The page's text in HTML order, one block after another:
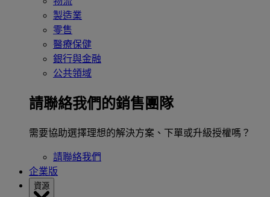
製造業
零售
醫療保健
銀行與金融
公共領域
請聯絡我們的銷售團隊
需要協助選擇理想的解決方案、下單或升級授權嗎？
請聯絡我們
企業版
資源